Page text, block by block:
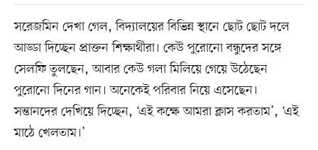
সরেজমিন দেখা গেল, বিদ্যালয়ের বিভিন্ন স্থানে ছোট ছোট দলে
আড্ডা দিচ্ছেন প্রাক্তন শিক্ষার্থীরা। কেউ পুরোনো বন্ধুদের সঙ্গে
সেলফি তুলছেন, আবার কেউ গলা মিলিয়ে গেয়ে উঠেছেন
পুরোনো দিনের গান। অনেকেই পরিবার নিয়ে এসেছেন।
সন্তানদের দেখিয়ে দিচ্ছেন, ‘এই কক্ষে আমরা ক্লাস করতাম’, ‘এই
মাঠে খেলতাম।’